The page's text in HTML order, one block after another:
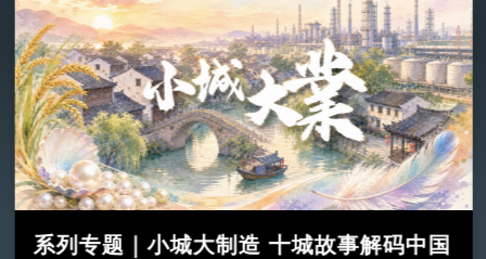
系列专题｜小城大制造 十城故事解码中国